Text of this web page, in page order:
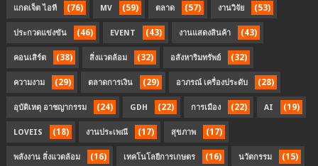
แกดเจ็ต ไอที (76) MV (59) ตลาด (57) งานวิจัย (53)
ประกวดแข่งขัน (46) EVENT (43) งานแสดงสินค้า (43)
คอนเสิร์ต (38) สิ่งแวดล้อม (32) อสังหาริมทรัพย์ (32)
ความงาม (29) ตลาดการเงิน (29) อาภรณ์ เครื่องประดับ (28)
อุบัติเหตุ อาชญากรรม (24) GDH (22) การเมือง (22) AI (19)
LOVEIS (18) งานประเพณี (17) สุขภาพ (17)
พลังงาน สิ่งแวดล้อม (16) เทคโนโลยีการเกษตร (16) นวัตกรรม (15)